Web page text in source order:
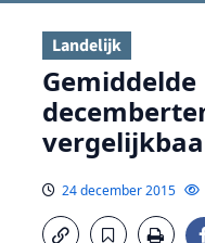
Landelijk
Gemiddelde
24 december 2015